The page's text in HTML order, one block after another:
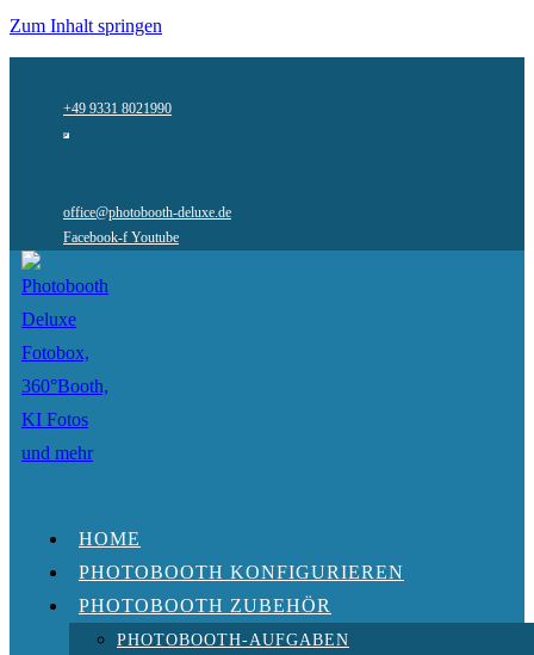
Zum Inhalt springen
+49 9331 8021990
office@photobooth-deluxe.de
Facebook-f Youtube
HOME
PHOTOBOOTH KONFIGURIEREN
PHOTOBOOTH ZUBEHÖR
PHOTOBOOTH-AUFGABEN